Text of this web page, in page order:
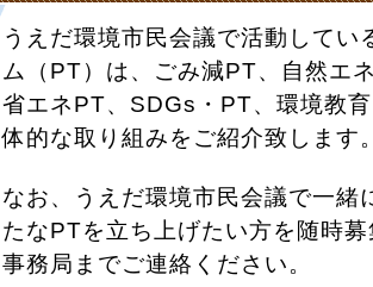
うえだ環境市民会議で活動してい
ム（PT）は、ごみ減PT、自然エ
省エネPT、SDGs・PT、環境教
体的な取り組みをご紹介致します
なお、うえだ環境市民会議で一緒
たなPTを立ち上げたい方を随時
事務局までご連絡ください。